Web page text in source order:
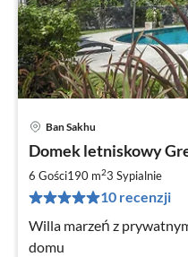
Ban Sakhu
Domek letniskowy
6 Gości190 m23 Sypialnie
10 recenzji
Willa marzeń z
domu